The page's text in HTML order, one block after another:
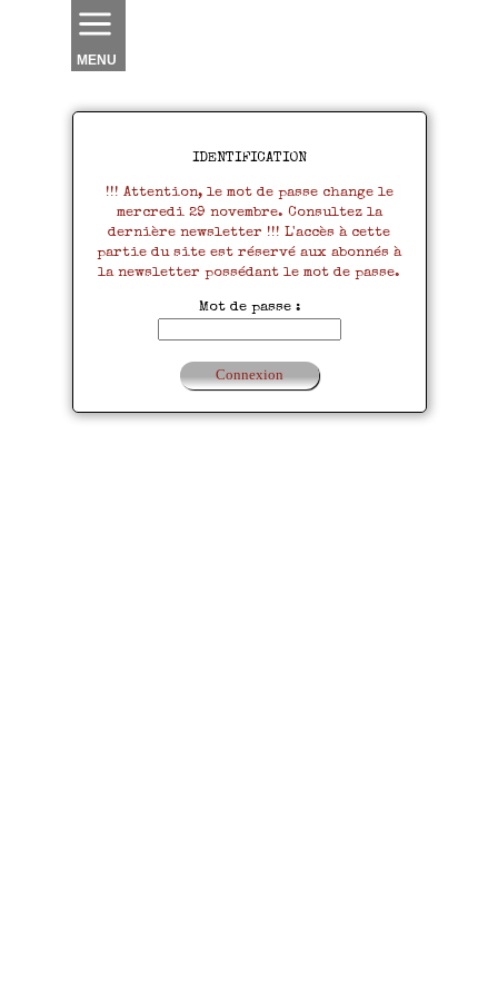
MENU
IDENTIFICATION
!!! Attention, le mot de passe change le
mercredi 29 novembre. Consultez la
dernière newsletter !!! L'accès à cette
partie du site est réservé aux abonnés à
la newsletter possédant le mot de passe.
Mot de passe :